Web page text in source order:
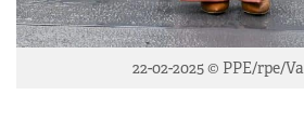
22-02-2025 © PPE/rpe/